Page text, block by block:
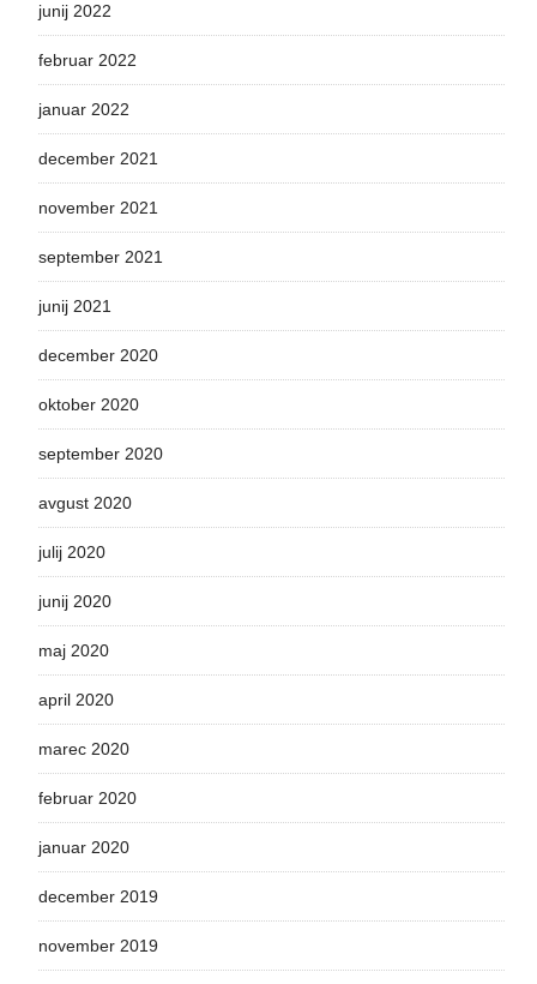
junij 2022
februar 2022
januar 2022
december 2021
november 2021
september 2021
junij 2021
december 2020
oktober 2020
september 2020
avgust 2020
julij 2020
junij 2020
maj 2020
april 2020
marec 2020
februar 2020
januar 2020
december 2019
november 2019